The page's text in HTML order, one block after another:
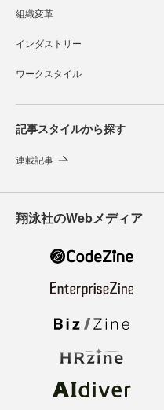
組織変革
インダストリー
ワークスタイル
記事スタイルから探す
連載記事
翔泳社のWebメディア